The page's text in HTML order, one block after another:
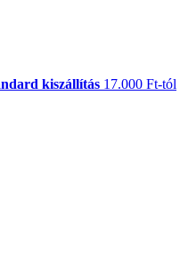
kiszállítás 17.000 Ft-tól